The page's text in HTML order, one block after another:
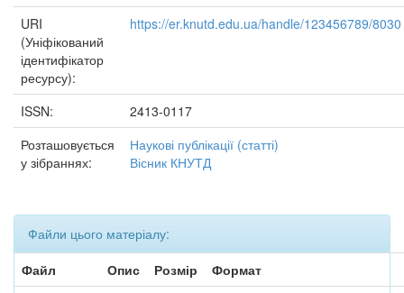
URI
(Уніфікований
ідентифікатор
ресурсу):
https://er.knutd.edu.ua/handle/123456789/8030
ISSN:
2413-0117
Розташовується
у зібраннях:
Наукові публікації (статті)
Вісник КНУТД
Файли цього матеріалу:
Файл
Опис Розмір
Формат